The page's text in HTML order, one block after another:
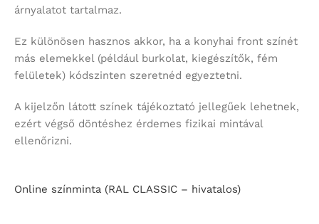
árnyalatot tartalmaz.
Ez különösen hasznos akkor, ha a konyhai front színét
más elemekkel (például burkolat, kiegészítők, fém
felületek) kódszinten szeretnéd egyeztetni.
A kijelzőn látott színek tájékoztató jellegűek lehetnek,
ezért végső döntéshez érdemes fizikai mintával
ellenőrizni.
Online színminta (RAL CLASSIC – hivatalos)